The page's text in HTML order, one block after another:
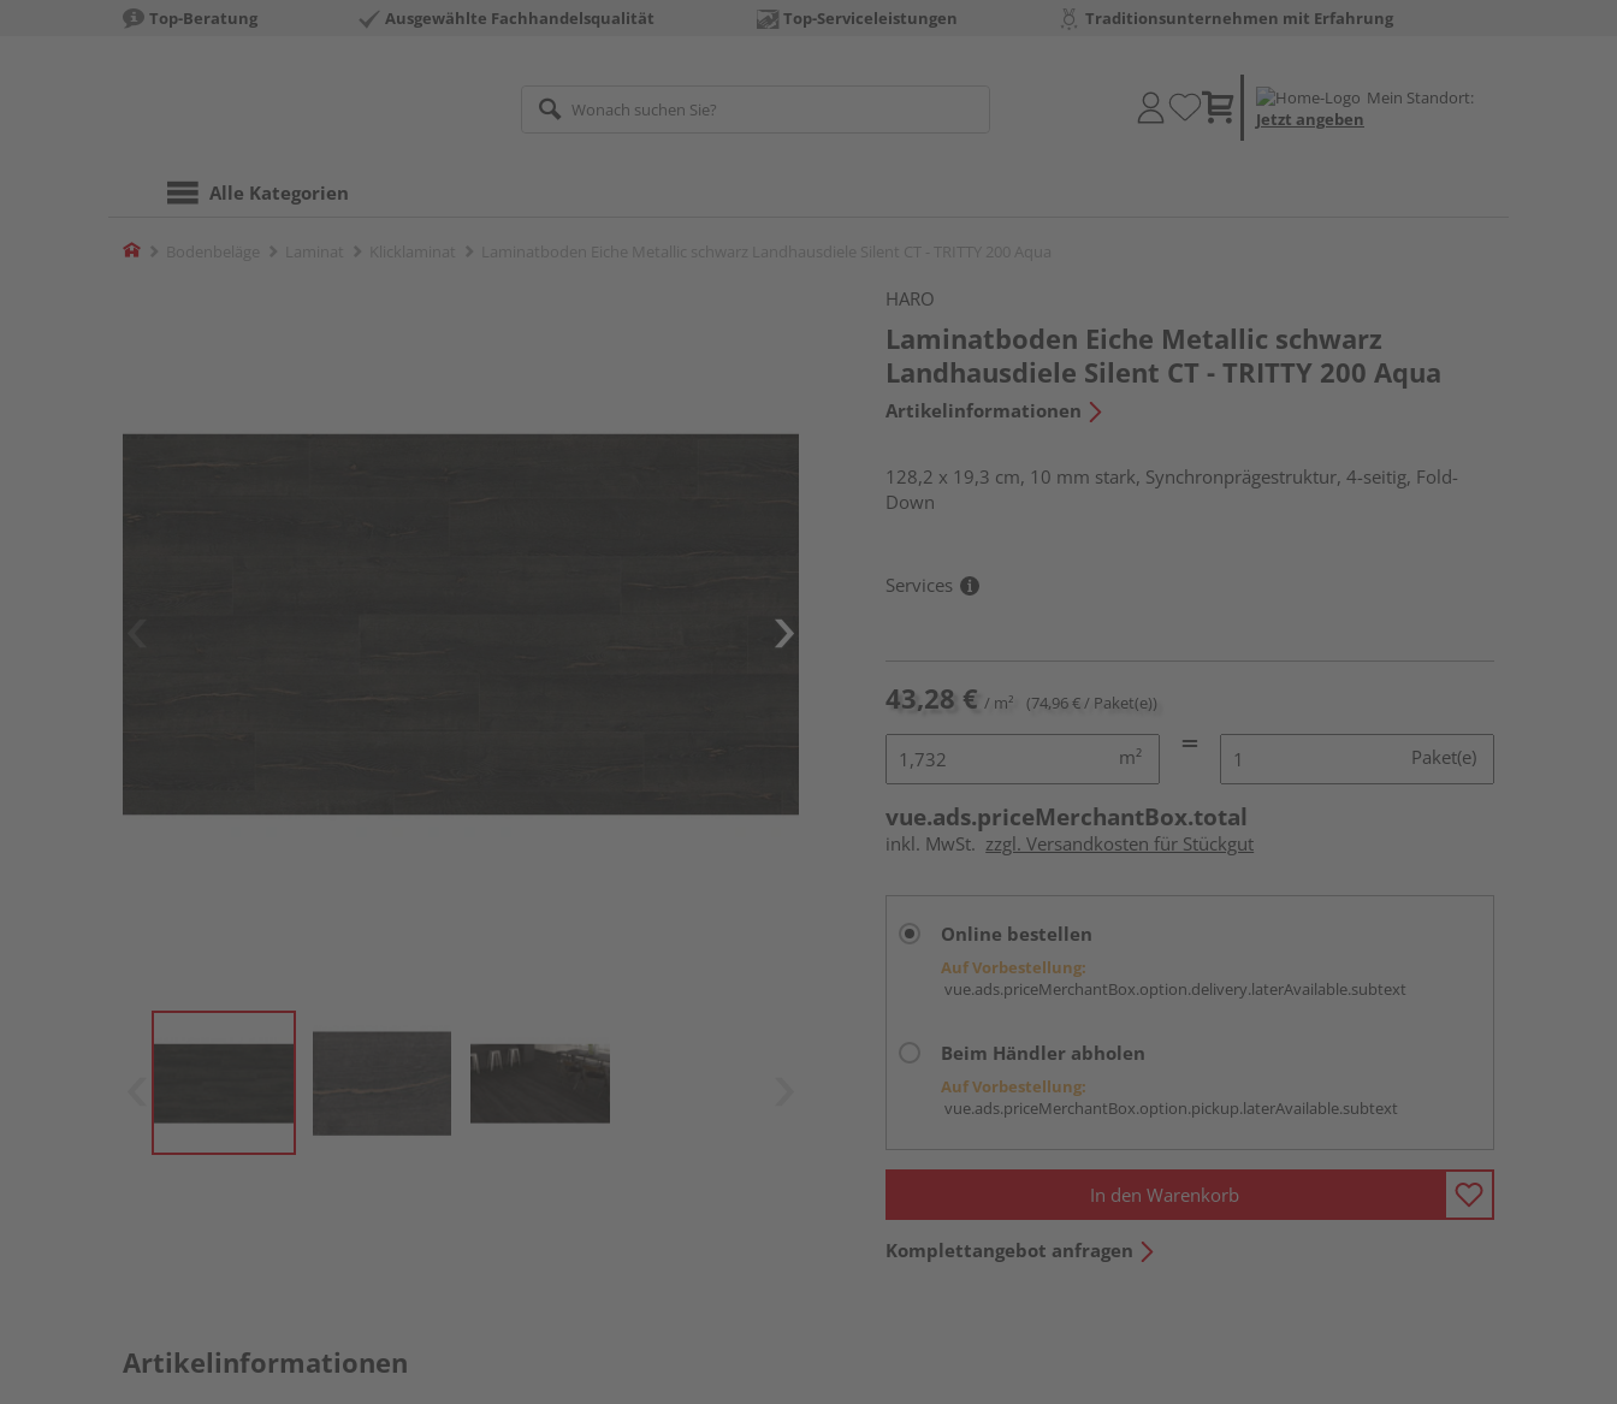
Top-Beratung Ausgewählte Fachhandelsqualität Top-Serviceleistungen Traditionsunternehmen mit Erfahrung
Mein Standort:
Jetzt angeben
Alle Kategorien
Home
HARO
Laminatboden Eiche Metallic schwarz
Landhausdiele Silent CT - TRITTY 200 Aqua
Artikelinformationen
128,2 x 19,3 cm, 10 mm stark, Synchronprägestruktur, 4-seitig, Fold-
Down
Services
43,28 € / m² (74,96 € / Paket(e))
m² Paket(e)
vue.ads.priceMerchantBox.total
inkl. MwSt. zzgl. Versandkosten für Stückgut
Online bestellen
Auf Vorbestellung:
vue.ads.priceMerchantBox.option.delivery.laterAvailable.subtext
Beim Händler abholen
Auf Vorbestellung:
vue.ads.priceMerchantBox.option.pickup.laterAvailable.subtext
In den Warenkorb
Komplettangebot anfragen
Artikelinformationen